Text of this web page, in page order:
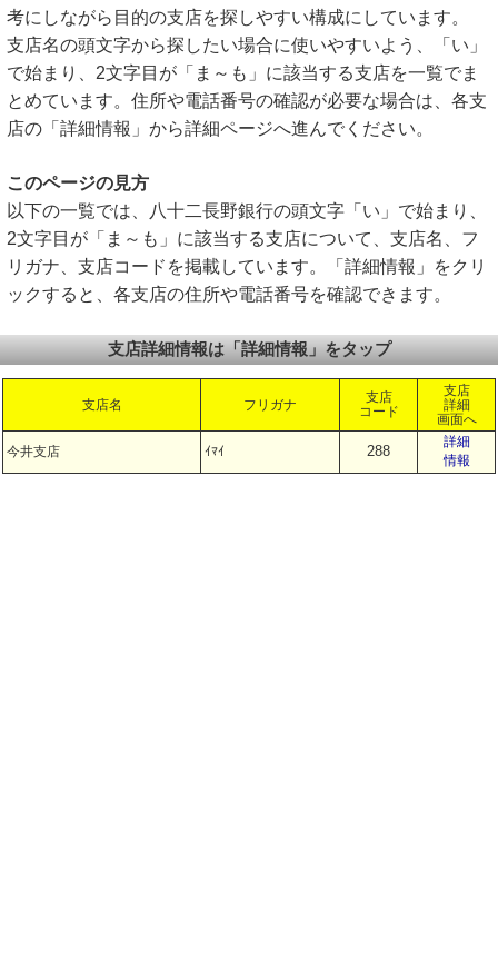
考にしながら目的の支店を探しやすい構成にしています。
支店名の頭文字から探したい場合に使いやすいよう、「い」
で始まり、2文字目が「ま～も」に該当する支店を一覧でま
とめています。住所や電話番号の確認が必要な場合は、各支
店の「詳細情報」から詳細ページへ進んでください。
このページの見方
以下の一覧では、八十二長野銀行の頭文字「い」で始まり、
2文字目が「ま～も」に該当する支店について、支店名、フ
リガナ、支店コードを掲載しています。「詳細情報」をクリ
ックすると、各支店の住所や電話番号を確認できます。
支店詳細情報は「詳細情報」をタップ
支店名 フリガナ
支店
コード
支店
詳細
画面へ
今井支店 ｲﾏｲ 288
詳細
情報